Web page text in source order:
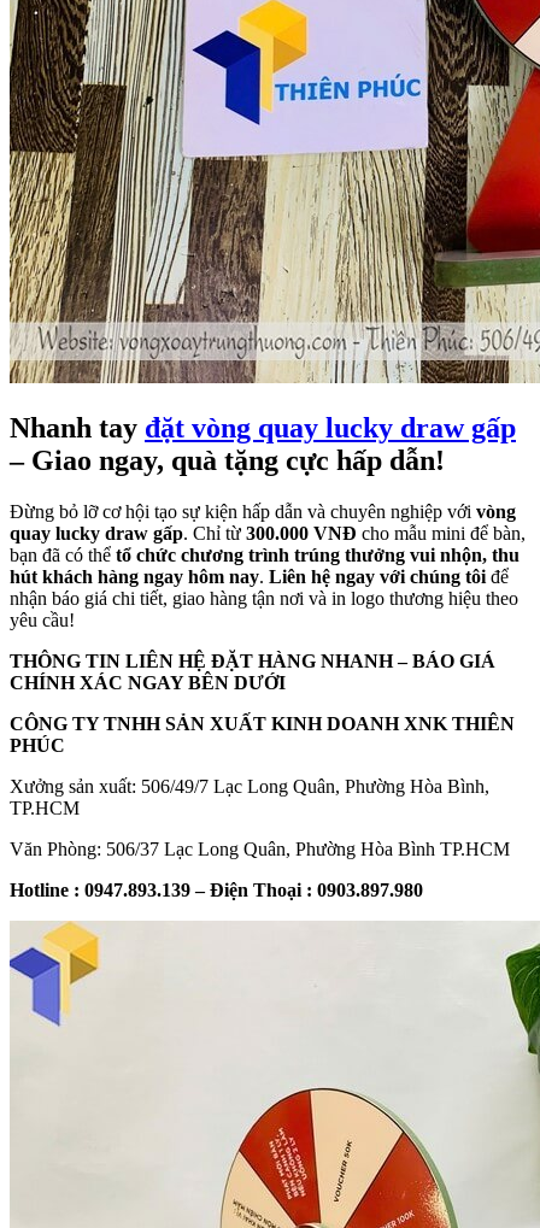
Nhanh tay đặt vòng quay lucky draw gấp
– Giao ngay, quà tặng cực hấp dẫn!
Đừng bỏ lỡ cơ hội tạo sự kiện hấp dẫn và chuyên nghiệp với vòng
quay lucky draw gấp. Chỉ từ 300.000 VNĐ cho mẫu mini để bàn,
bạn đã có thể tổ chức chương trình trúng thưởng vui nhộn, thu
hút khách hàng ngay hôm nay. Liên hệ ngay với chúng tôi để
nhận báo giá chi tiết, giao hàng tận nơi và in logo thương hiệu theo
yêu cầu!
THÔNG TIN LIÊN HỆ ĐẶT HÀNG NHANH – BÁO GIÁ
CHÍNH XÁC NGAY BÊN DƯỚI
CÔNG TY TNHH SẢN XUẤT KINH DOANH XNK THIÊN
PHÚC
Xưởng sản xuất: 506/49/7 Lạc Long Quân, Phường Hòa Bình,
TP.HCM
Văn Phòng: 506/37 Lạc Long Quân, Phường Hòa Bình TP.HCM
Hotline : 0947.893.139 – Điện Thoại : 0903.897.980